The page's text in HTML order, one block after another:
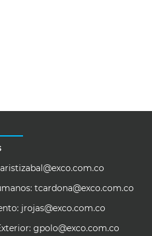
tcardona@exco.com.co
jrojas@exco.com.co
gpolo@exco.com.co